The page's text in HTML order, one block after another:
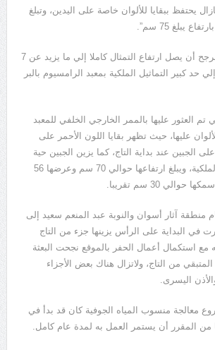
يحتفظ ببقايا للألوان خاصة على اليدين، وتبلغ
وأشار إلي أنه من المرجح أن يصل ارتفاع التمثال كاملا إلي ما يزيد عن 7
حد كبير التماثيل الملكية بمعبد الرامسيوم بالبر
العثور عليها بالممر الخارجي الخلفي للمعبد
عليها، حيث تظهر بقايا اللون الأحمر على
الجبين عند بداية التاج، كما يزين الجبين حية
الكوبرا رمز الحماية الملكية، ويبلغ ارتفاعها حوالي 70 سم وعرضها 56
30 سم تقريبا.
منطقة آثار أسوان والنوبة عبد المنعم سعيد إلى
في البداية على الرأس يزينها جزء من التاج
مع استكمال أعمال الحفر بالموقع نجحت البعثة
من التاج، ولاتزال هناك بعض الأجزاء
اليسرى.
معالجة منسوب المياه الجوفية كان قد بدأ في
من المقرر أن يستمر العمل به لمدة عام كامل.